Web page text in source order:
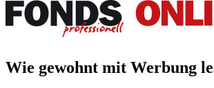
Wie gewohnt mit Werbung